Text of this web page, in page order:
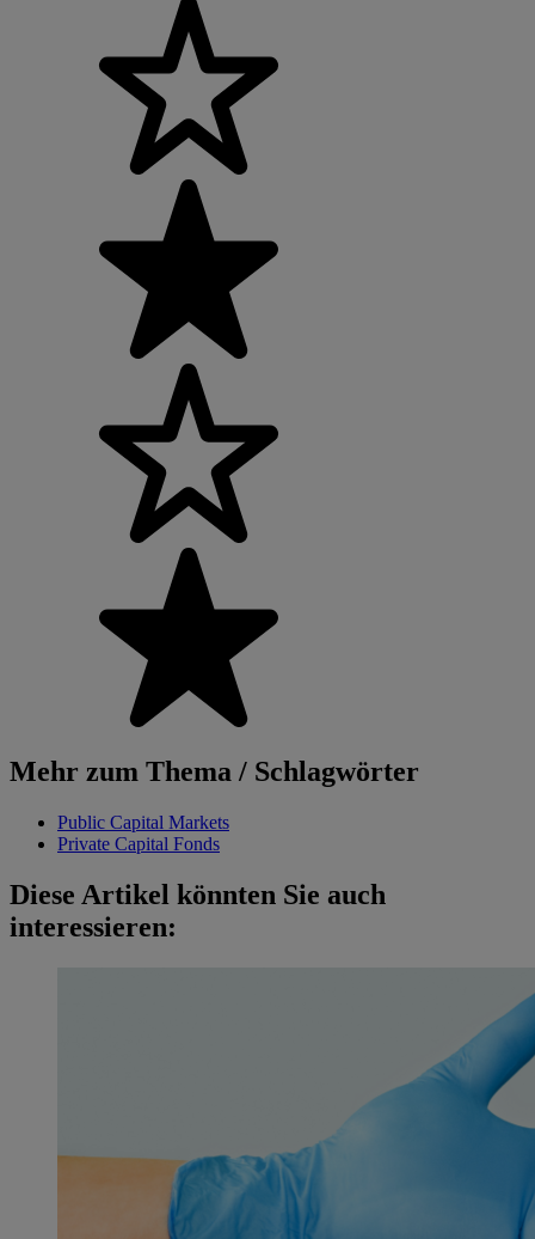
Mehr zum Thema / Schlagwörter
Public Capital Markets
Private Capital Fonds
Diese Artikel könnten Sie auch
interessieren: